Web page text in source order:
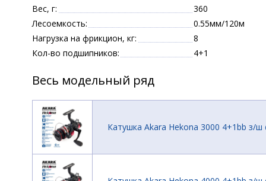
Вес, г:
360
Лесоемкость:
0.55мм/120м
Нагрузка на фрикцион, кг:
8
Кол-во подшипников:
4+1
Весь модельный ряд
Катушка Akara Hekona 3000 4+1bb з/ш